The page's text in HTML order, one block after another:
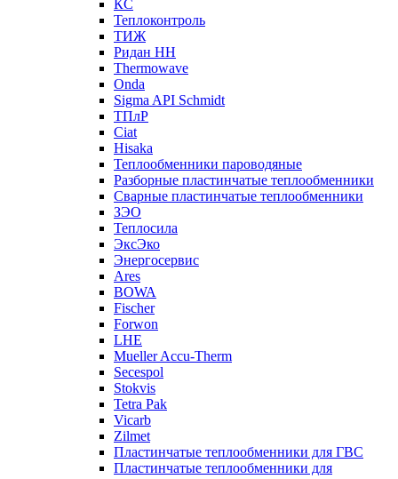
КС
Теплоконтроль
ТИЖ
Ридан НН
Thermowave
Onda
Sigma API Schmidt
ТПлР
Ciat
Hisaka
Теплообменники пароводяные
Разборные пластинчатые теплообменники
Сварные пластинчатые теплообменники
ЗЭО
Теплосила
ЭксЭко
Энергосервис
Ares
BOWA
Fischer
Forwon
LHE
Mueller Accu-Therm
Secespol
Stokvis
Tetra Pak
Vicarb
Zilmet
Пластинчатые теплообменники для ГВС
Пластинчатые теплообменники для